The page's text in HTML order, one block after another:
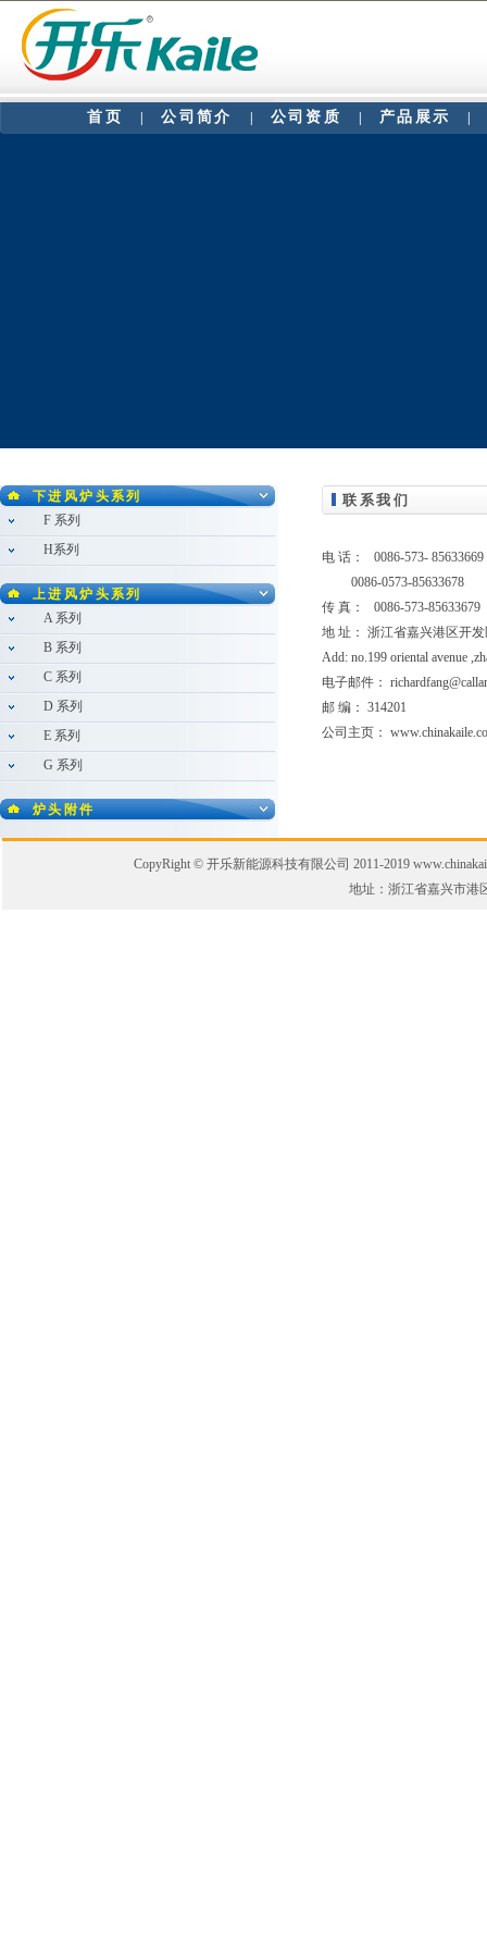
首页 |公司简介 公司资质 产品展示
下进风炉头系列
F 系列
H系列
上进风炉头系列
A 系列
B 系列
C 系列
D 系列
E 系列
G 系列
炉头附件
联系我们
电 话： 0086-573-
0086-0573-85633678
传 真： 0086-573-85633679
地 址： 浙江省嘉兴港区开
Add: no.199 oriental avenue
电子邮件：
邮 编： 314201
公司主页：
CopyRight © 开乐新能源科技有限公司 2011-2019
地址：浙江省嘉兴市港